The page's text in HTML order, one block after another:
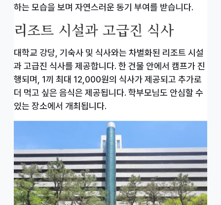
하는 모습을 보며 자연스러운 동기 부여를 받습니다.
리조트 시설과 고급진 식사
대학교 강당, 기숙사 및 식사와는 차별화된 리조트 시설
과 고급진 식사를 제공합니다. 한 건물 안에서 캠프가 진
행되며, 1끼 최대 12,000원의 식사가 제공되고 추가로
더 먹고 싶은 음식은 제공됩니다. 학부모님도 안심할 수
있는 장소에서 개최됩니다.